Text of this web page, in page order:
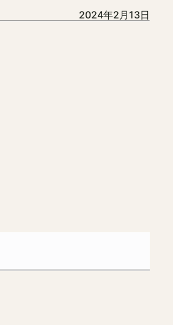
2024年2月13日